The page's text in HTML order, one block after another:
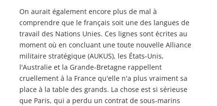
On aurait également encore plus de mal à
comprendre que le français soit une des langues de
travail des Nations Unies. Ces lignes sont écrites au
moment où en concluant une toute nouvelle Alliance
militaire stratégique (AUKUS), les États-Unis,
l'Australie et la Grande-Bretagne rappellent
cruellement à la France qu'elle n'a plus vraiment sa
place à la table des grands. La chose est si sérieuse
que Paris, qui a perdu un contrat de sous-marins